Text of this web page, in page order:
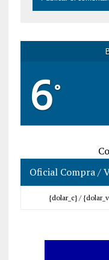
6°
Oficial Compra /
{dolar_c} /